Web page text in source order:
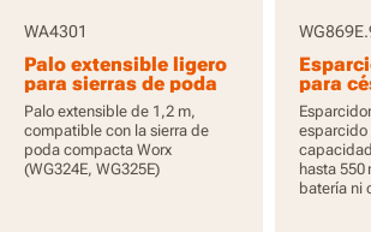
WA4301
Palo extensible ligero
para sierras de poda
Palo extensible de 1,2 m,
compatible con la sierra de
poda compacta Worx
(WG324E, WG325E)
para
de
portátil
esparcido
hasta 550
batería ni